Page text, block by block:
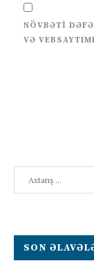
NÖVBƏTI DƏFƏ
VƏ
SON